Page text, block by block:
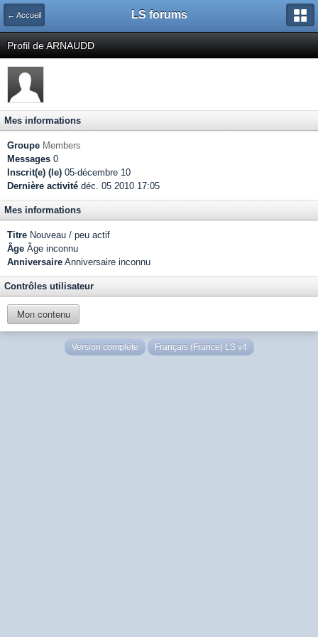
← Accueil LS forums
Profil de ARNAUDD
Mes informations
Groupe Members
Messages 0
Inscrit(e) (le) 05-décembre 10
Dernière activité déc. 05 2010 17:05
Mes informations
Titre Nouveau / peu actif
Âge Âge inconnu
Anniversaire Anniversaire inconnu
Contrôles utilisateur
Mon contenu
Version complète Français (France) LS v4